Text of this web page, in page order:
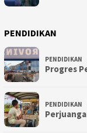
PENDIDIKAN
PENDIDIKAN
Progres
PENDIDIKAN